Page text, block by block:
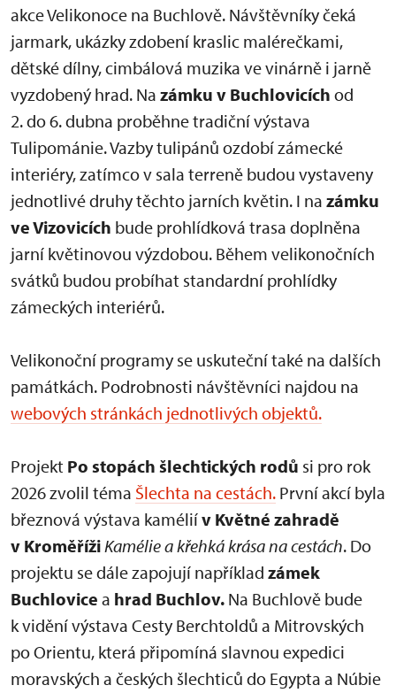
akce Velikonoce na Buchlově. Návštěvníky čeká
jarmark, ukázky zdobení kraslic malérečkami,
dětské dílny, cimbálová muzika ve vinárně i jarně
vyzdobený hrad. Na zámku v Buchlovicích od
2. do 6. dubna proběhne tradiční výstava
Tulipománie. Vazby tulipánů ozdobí zámecké
interiéry, zatímco v sala terreně budou vystaveny
jednotlivé druhy těchto jarních květin. I na zámku
ve Vizovicích bude prohlídková trasa doplněna
jarní květinovou výzdobou. Během velikonočních
svátků budou probíhat standardní prohlídky
zámeckých interiérů.
Velikonoční programy se uskuteční také na dalších
památkách. Podrobnosti návštěvníci najdou na
webových stránkách jednotlivých objektů.
Projekt Po stopách šlechtických rodů si pro rok
2026 zvolil téma Šlechta na cestách. První akcí byla
březnová výstava kaméliív Květné zahradě
v KroměřížiKamélie a křehká krásana cestách. Do
projektu se dále zapojují například zámek
Buchlovice a hrad Buchlov. Na Buchlově bude
k vidění výstava Cesty Berchtoldů a Mitrovských
po Orientu, která připomíná slavnou expedici
moravských a českých šlechticů do Egypta a Núbie